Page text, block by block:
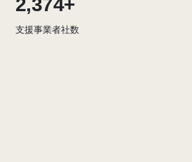
2,374+
支援事業者社数